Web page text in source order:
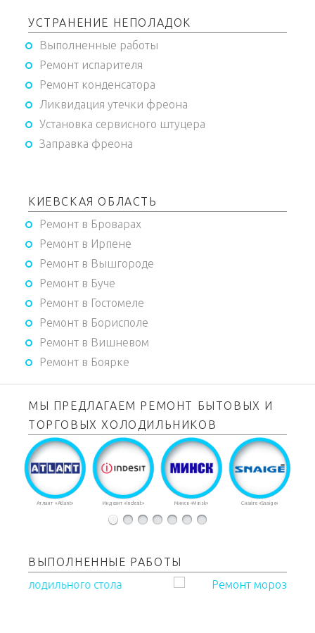
УСТРАНЕНИЕ НЕПОЛАДОК
Выполненные работы
Ремонт испарителя
Ремонт конденсатора
Ликвидация утечки фреона
Установка сервисного штуцера
Заправка фреона
КИЕВСКАЯ ОБЛАСТЬ
Ремонт в Броварах
Ремонт в Ирпене
Ремонт в Вышгороде
Ремонт в Буче
Ремонт в Гостомеле
Ремонт в Борисполе
Ремонт в Вишневом
Ремонт в Боярке
МЫ ПРЕДЛАГАЕМ РЕМОНТ БЫТОВЫХ И
ТОРГОВЫХ ХОЛОДИЛЬНИКОВ
Стинол
ВЫПОЛНЕННЫЕ РАБОТЫ